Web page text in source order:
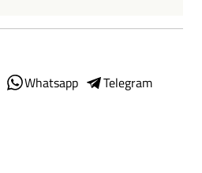
Whatsapp
Telegram